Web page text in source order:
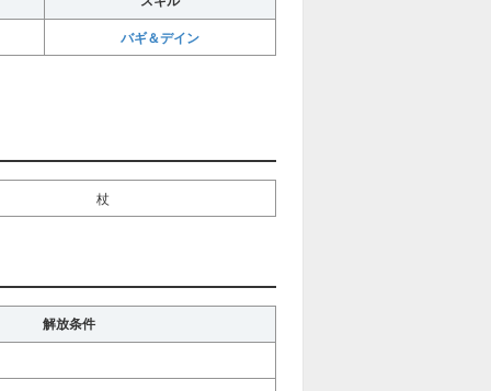
バギ＆デイン
杖
解放条件